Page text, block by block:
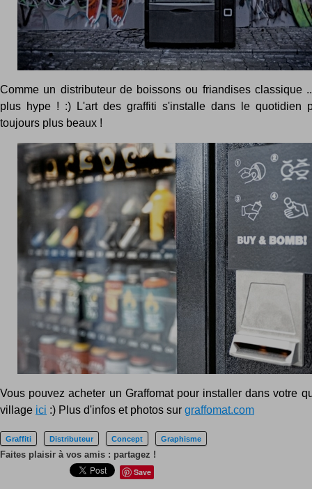
Comme un distributeur de boissons ou friandises classique
plus hype ! :) L'art des graffiti s'installe dans le quotidien
toujours plus beaux !
Vous pouvez acheter un Graffomat pour installer dans votre
village ici :) Plus d'infos et photos sur graffomat.com
Graffiti Distributeur Concept Graphisme
Faites plaisir à vos amis : partagez !
Save